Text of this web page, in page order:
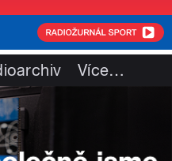
Více…